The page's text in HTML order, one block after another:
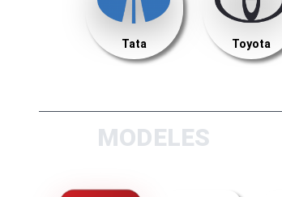
Tata Toyota
MODELES